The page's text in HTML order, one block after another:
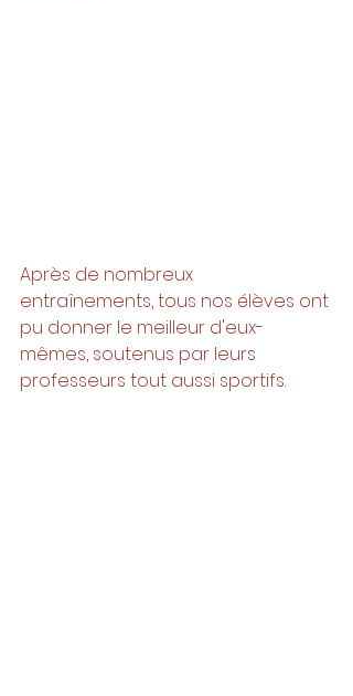
Après de nombreux
entraînements, tous nos élèves ont
pu donner le meilleur d'eux-
mêmes, soutenus par leurs
professeurs tout aussi sportifs.